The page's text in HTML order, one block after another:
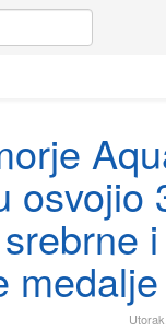
osvojio
medalje